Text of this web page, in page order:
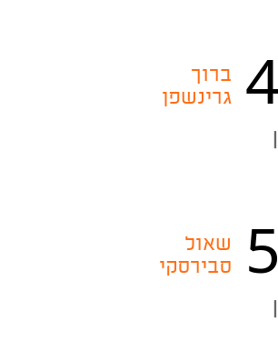
4
ברוך
גרינשפן
5
שאול
סבירסקי